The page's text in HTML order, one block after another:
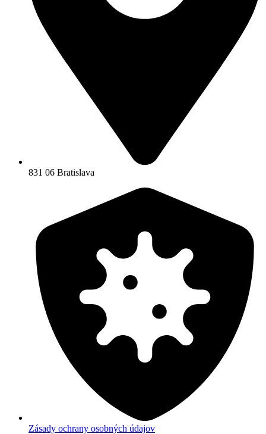
831 06 Bratislava
Zásady ochrany osobných údajov